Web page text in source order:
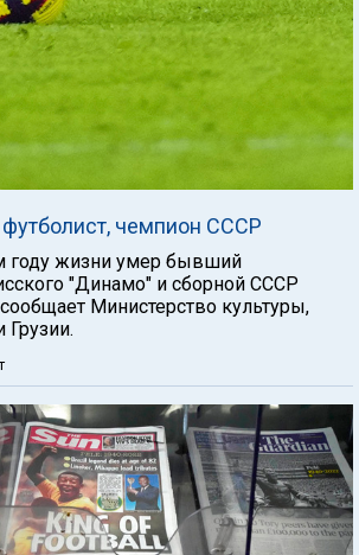
чемпион СССР
году жизни умер бывший
"Динамо" и сборной СССР
Министерство культуры,